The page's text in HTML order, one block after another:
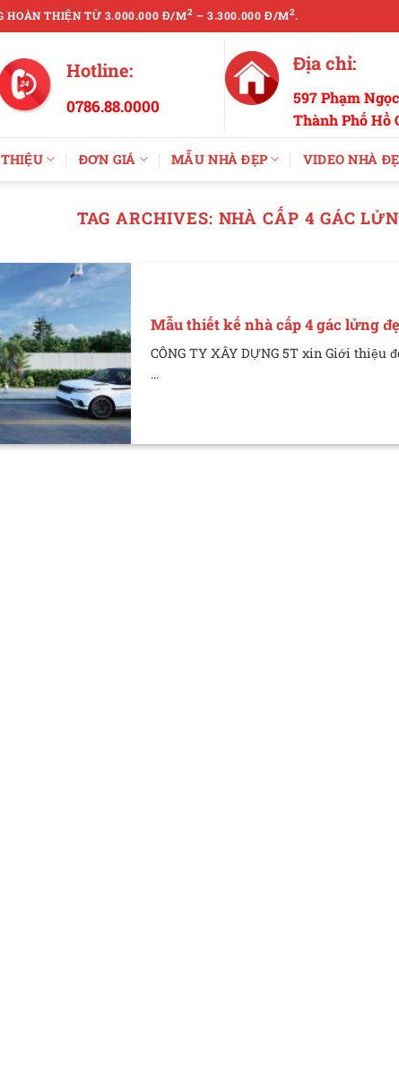
HOÀN THIỆN TỪ 3.000.000 Đ/M2 – 3.300.000 Đ/M2.
Hotline:
0786.88.0000
Địa chỉ:
597 Phạm
Thành Phố Hồ
ĐƠN GIÁ MẪU NHÀ ĐẸP VIDEO NHÀ
TAG ARCHIVES: NHÀ CẤP 4 GÁC
Mẫu thiết kế nhà cấp 4 gác lửng
CÔNG TY XÂY DỰNG 5T xin Giới thiệu
...